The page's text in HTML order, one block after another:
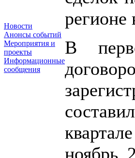
Новости
Анонсы событий
Мероприятия и
проекты
Информационные
сообщения
регионе
В
ноябрь